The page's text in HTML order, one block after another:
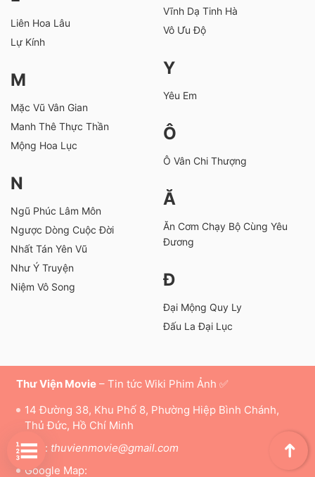
Liên Hoa Lâu
Lự Kính
M
Mặc Vũ Vân Gian
Manh Thê Thực Thần
Mộng Hoa Lục
N
Ngũ Phúc Lâm Môn
Ngược Dòng Cuộc Đời
Nhất Tán Yên Vũ
Như Ý Truyện
Niệm Vô Song
Vĩnh Dạ Tinh Hà
Vô Ưu Độ
Y
Yêu Em
Ô
Ô Vân Chi Thượng
Ă
Ăn Cơm Chạy Bộ Cùng Yêu
Đương
Đ
Đại Mộng Quy Ly
Đấu La Đại Lục
Thư Viện Movie– Tin tức Wiki Phim Ảnh ✅
14 Đường 38, Khu Phố 8, Phường Hiệp Bình Chánh,
Thủ Đức, Hồ Chí Minh
Mail: thuvienmovie@gmail.com
Google Map:
➜